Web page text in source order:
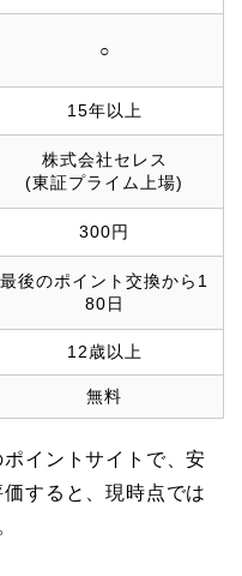
○
15年以上
株式会社セレス
(東証プライム上場)
300円
最後のポイント交換から1
80日
12歳以上
無料
イントサイトで、安
すると、現時点では